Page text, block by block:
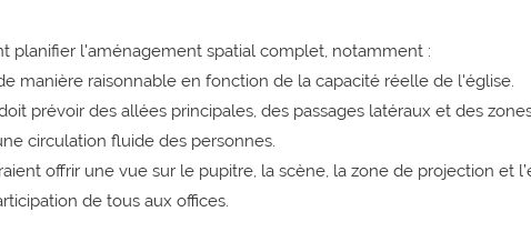
planifier l'aménagement spatial complet, notamment :
manière raisonnable en fonction de la capacité réelle de l'église.
prévoir des allées principales, des passages latéraux et des
circulation fluide des personnes.
offrir une vue sur le pupitre, la scène, la zone de projection et
de tous aux offices.